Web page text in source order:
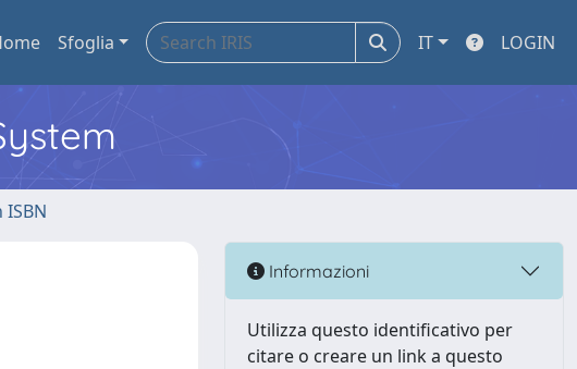
Sfoglia IT LOGIN
Informazioni
Utilizza questo identificativo per
citare o creare un link a questo